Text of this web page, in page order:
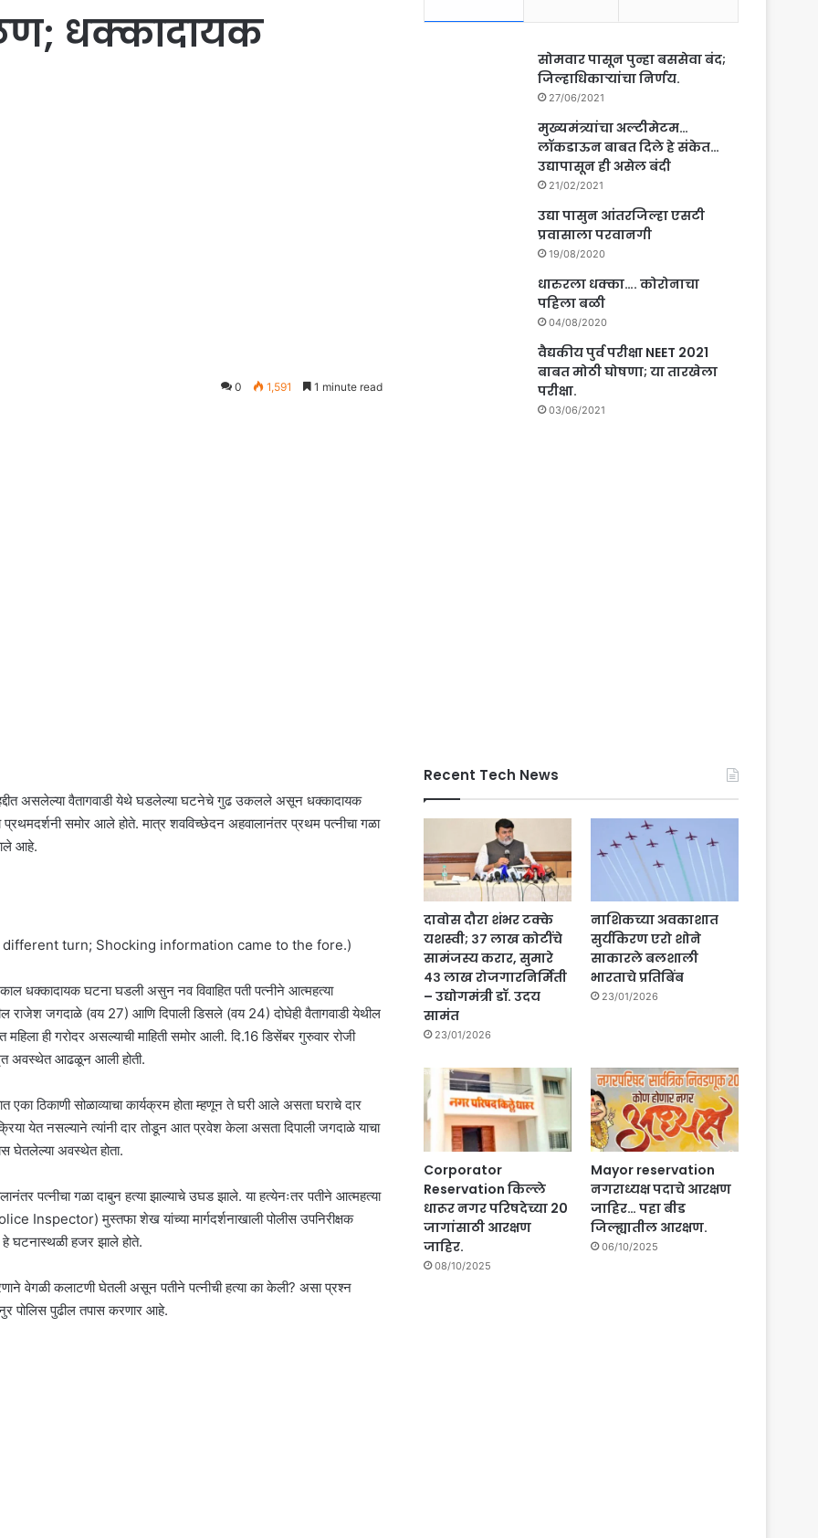
धक्कादायक
0 1,591 1 minute read
असलेल्या वैतागवाडी येथे घडलेल्या घटनेचे गुढ उकलले असून धक्कादायक
समोर आले होते. मात्र शवविच्छेदन अहवालानंतर प्रथम पत्नीचा गळा
आहे.
turn; Shocking information came to the fore.)
धक्कादायक घटना घडली असुन नव विवाहित पती पत्नीने आत्महत्या
राजेश जगदाळे (वय 27) आणि दिपाली डिसले (वय 24) दोघेही वैतागवाडी येथील
महिला ही गरोदर असल्याची माहिती समोर आली. दि.16 डिसेंबर गुरुवार रोजी
मृत अवस्थेत आढळून आली होती.
एका ठिकाणी सोळाव्याचा कार्यक्रम होता म्हणून ते घरी आले असता घराचे दार
येत नसल्याने त्यांनी दार तोडून आत प्रवेश केला असता दिपाली जगदाळे याचा
घेतलेल्या अवस्थेत होता.
पत्नीचा गळा दाबुन हत्या झाल्याचे उघड झाले. या हत्येनःतर पतीने आत्महत्या
Inspector) मुस्तफा शेख यांच्या मार्गदर्शनाखाली पोलीस उपनिरीक्षक
हे घटनास्थळी हजर झाले होते.
वेगळी कलाटणी घेतली असून पतीने पत्नीची हत्या का केली? असा प्रश्न
पोलिस पुढील तपास करणार आहे.
सोमवार पासून पुन्हा बससेवा बंद;
जिल्हाधिकाऱ्यांचा निर्णय.
27/06/2021
मुख्यमंत्र्यांचा अल्टीमेटम…
लॉकडाऊन बाबत दिले हे संकेत…
उद्यापासून ही असेल बंदी
21/02/2021
उद्या पासुन आंतरजिल्हा एसटी
प्रवासाला परवानगी
19/08/2020
धारुरला धक्का…. कोरोनाचा
पहिला बळी
04/08/2020
वैद्यकीय पुर्व परीक्षा NEET 2021
बाबत मोठी घोषणा; या तारखेला
परीक्षा.
03/06/2021
Recent Tech News
दावोस दौरा शंभर टक्के
यशस्वी; ३७ लाख कोटींचे
सामंजस्य करार, सुमारे
४३ लाख रोजगारनिर्मिती
– उद्योगमंत्री डॉ. उदय
सामंत
23/01/2026
नाशिकच्या अवकाशात
सुर्यकिरण एरो शोने
साकारले बलशाली
भारताचे प्रतिबिंब
23/01/2026
Corporator
Reservation किल्ले
धारूर नगर परिषदेच्या 20
जागांसाठी आरक्षण
जाहिर.
08/10/2025
Mayor reservation
नगराध्यक्ष पदाचे आरक्षण
जाहिर… पहा बीड
जिल्ह्यातील आरक्षण.
06/10/2025